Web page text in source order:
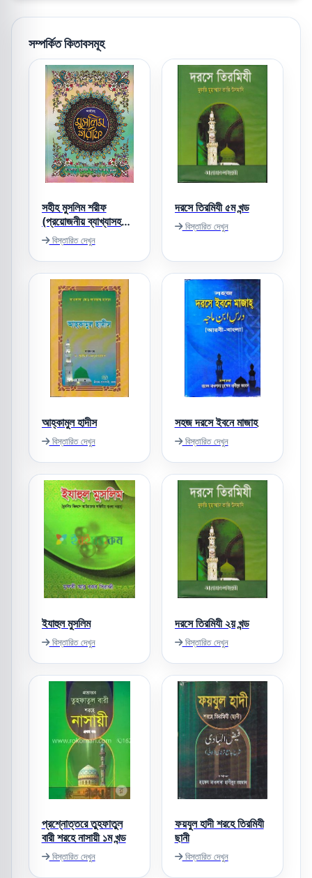
সম্পর্কিত কিতাবসমূহ
সহীহ মুসলিম শরীফ
(প্রয়োজনীয় ব্যাখ্যাসহ
বঙ্গানুবাদ)
বিস্তারিত দেখুন
দরসে তিরমিযী ৫ম খন্ড
বিস্তারিত দেখুন
আহ্‌কামুল হাদীস
বিস্তারিত দেখুন
সহজ দরসে ইবনে মাজাহ
বিস্তারিত দেখুন
ইযাহুল মুসলিম
বিস্তারিত দেখুন
দরসে তিরমিযী ২য় খন্ড
বিস্তারিত দেখুন
প্রশ্নোত্তরে তুহফাতুল
বারী শরহে নাসায়ী ১ম খন্ড
বিস্তারিত দেখুন
ফয়যুল হাদী শরহে তিরমিযী
ছানী
বিস্তারিত দেখুন